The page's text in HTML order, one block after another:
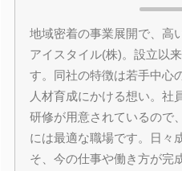
地域密着の事業展開で、高
アイスタイル(株)。設立以
す。同社の特徴は若手中心
人材育成にかける想い。社
研修が用意されているので
には最適な職場です。日々
そ、今の仕事や働き方が完